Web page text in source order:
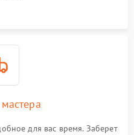
для вас время. Заберет